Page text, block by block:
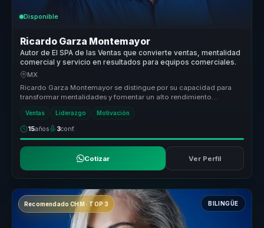
Disponible
Ricardo Garza Montemayor
Autor de El SPA de las Ventas que convierte ventas, mentalidad
comercial y servicio en resultados para equipos comerciales.
MX
Ricardo Garza Montemayor se distingue por su capacidad para
transformar mentalidades y fomentar un alto rendimiento
Ventas Liderazgo Motivación
15años 3conf.
Cotizar Ver Perfil
Recomendado CHM · TOP 3 BILINGÜE